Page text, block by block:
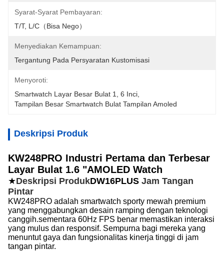
Syarat-Syarat Pembayaran:
T/T, L/C（Bisa Nego）
Menyediakan Kemampuan:
Tergantung Pada Persyaratan Kustomisasi
Menyoroti:
Smartwatch Layar Besar Bulat 1
6 Inci
Tampilan Besar Smartwatch Bulat Tampilan Amoled
Deskripsi Produk
KW248PRO Industri Pertama dan Terbesar
Layar Bulat 1.6 "AMOLED Watch
★Deskripsi ProdukDW16PLUS Jam Tangan
Pintar
KW248PRO adalah smartwatch sporty mewah premium
yang menggabungkan desain ramping dengan teknologi
canggih.sementara 60Hz FPS benar memastikan interaksi
yang mulus dan responsif. Sempurna bagi mereka yang
menuntut gaya dan fungsionalitas kinerja tinggi di jam
tangan pintar.